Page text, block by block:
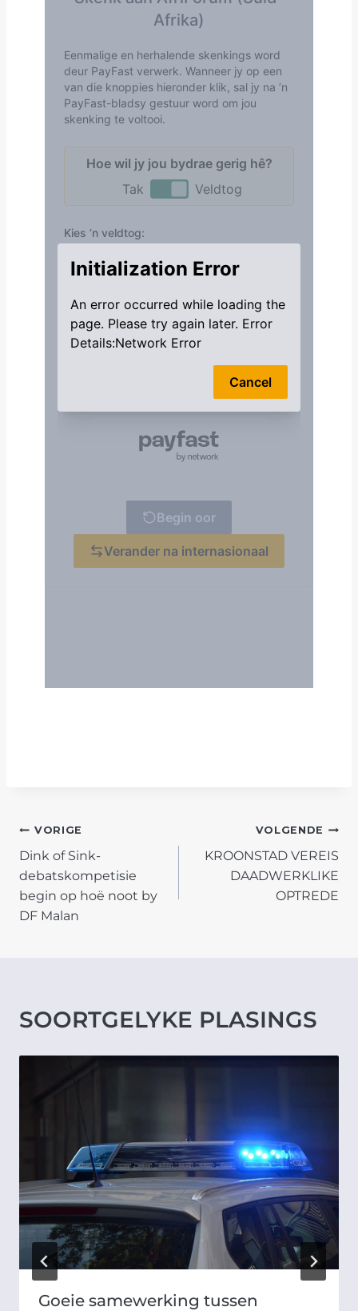
POST
NAVIGATION
VORIGE
Dink of Sink-
debatskompetisie
begin op hoë noot by
DF Malan
VOLGENDE
KROONSTAD VEREIS
DAADWERKLIKE
OPTREDE
SOORTGELYKE PLASINGS
Goeie samewerking tussen